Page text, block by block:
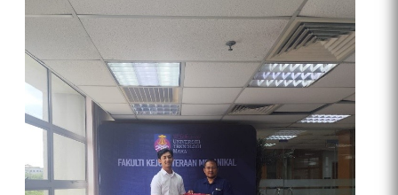
Delegasi Fakultas Vokasi UNY dipimpin oleh Ibu Wakil
Dekan Bidang Perencanaan, Keuangan, dan Sumber Daya,
yaitu Dr. Adeng Pustikaningsih, S.E., M.Si. (Vice Dean for
Planning, Finance, and Resources), Dr. Ardi Ariyanto, S.Pd.,
M.Pd. (Head of Business and Finance Department), Ir.
Wisnu Rachmat Prihadi, S.Pd., M.Pd. (Head of Quality
Assurance Unit), Dr. Titis Dewi Cakrawati, M.Pd. (Head of
International Affairs and Partnership Unit), Usman
Nursusanto, M.Pd. (Head of Quality Development Task
Force – Quality Assurance Unit), Muhammad Imawan